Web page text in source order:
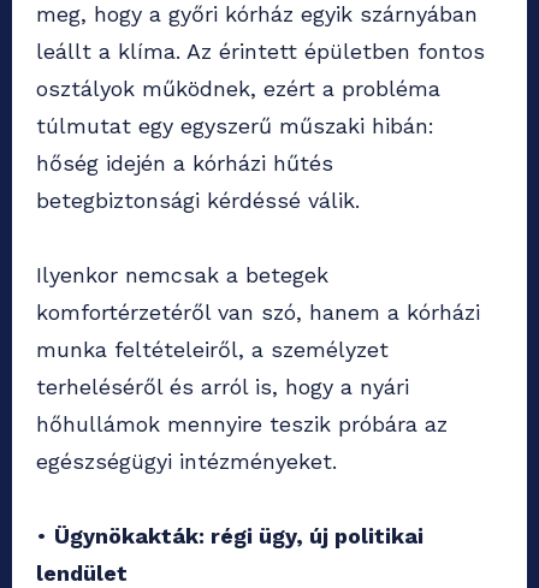
meg, hogy a győri kórház egyik szárnyában
leállt a klíma. Az érintett épületben fontos
osztályok működnek, ezért a probléma
túlmutat egy egyszerű műszaki hibán:
hőség idején a kórházi hűtés
betegbiztonsági kérdéssé válik.
Ilyenkor nemcsak a betegek
komfortérzetéről van szó, hanem a kórházi
munka feltételeiről, a személyzet
terheléséről és arról is, hogy a nyári
hőhullámok mennyire teszik próbára az
egészségügyi intézményeket.
• Ügynökakták: régi ügy, új politikai
lendület